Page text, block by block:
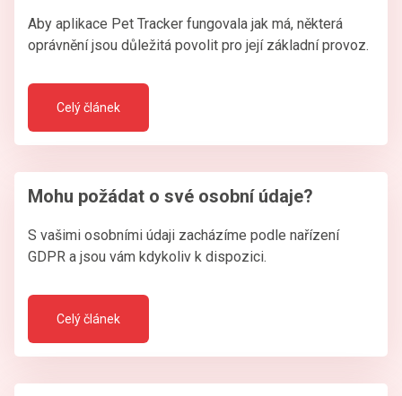
Aby aplikace Pet Tracker fungovala jak má, některá
oprávnění jsou důležitá povolit pro její základní provoz.
Celý článek
Mohu požádat o své osobní údaje?
S vašimi osobními údaji zacházíme podle nařízení
GDPR a jsou vám kdykoliv k dispozici.
Celý článek